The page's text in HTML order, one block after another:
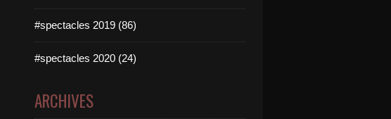
#spectacles 2019 (86)
#spectacles 2020 (24)
ARCHIVES